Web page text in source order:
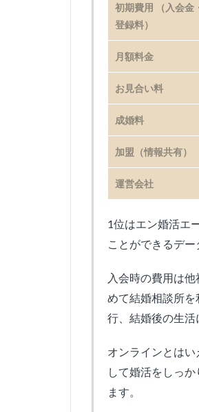
初期費用 （入会金
登録料）
月額料金
お見合い料
成婚料
加盟（情報共有）
運営会社
1位はエン婚活エ
ことができるデ
入会時の費用は
めて結婚相談所
行、結婚後の生活
オンラインとは
して婚活をしっ
ます。